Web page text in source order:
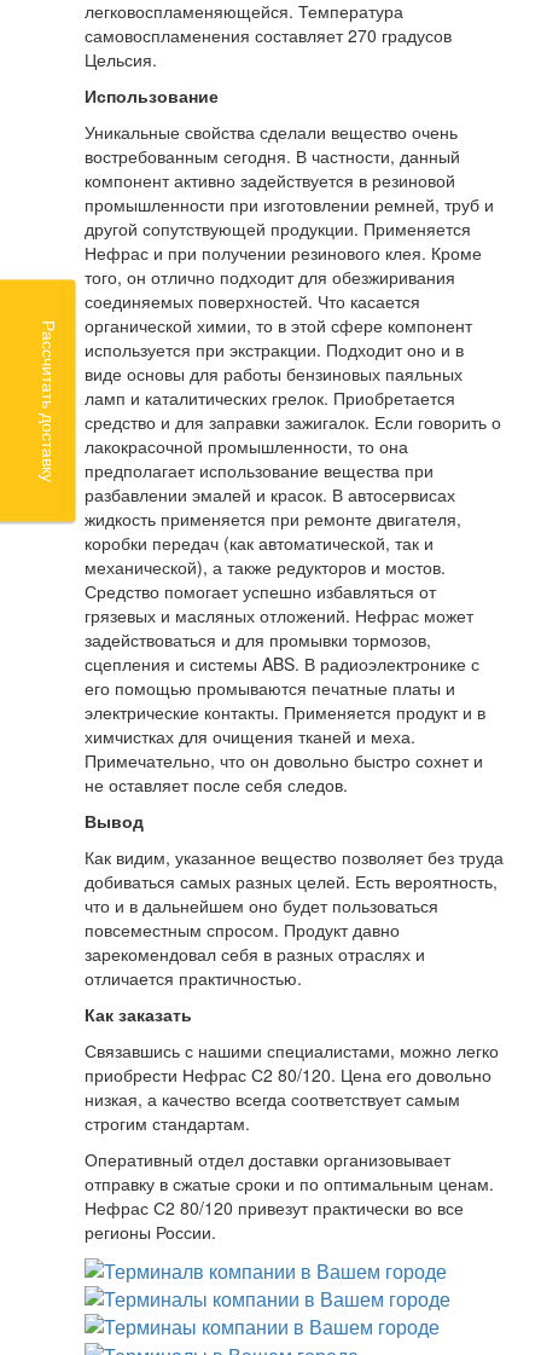
легковоспламеняющейся. Температура
самовоспламенения составляет 270 градусов
Цельсия.
Использование
Уникальные свойства сделали вещество очень
востребованным сегодня. В частности, данный
компонент активно задействуется в резиновой
промышленности при изготовлении ремней, труб и
другой сопутствующей продукции. Применяется
Нефрас и при получении резинового клея. Кроме
того, он отлично подходит для обезжиривания
соединяемых поверхностей. Что касается
органической химии, то в этой сфере компонент
используется при экстракции. Подходит оно и в
виде основы для работы бензиновых паяльных
ламп и каталитических грелок. Приобретается
средство и для заправки зажигалок. Если говорить о
лакокрасочной промышленности, то она
предполагает использование вещества при
разбавлении эмалей и красок. В автосервисах
жидкость применяется при ремонте двигателя,
коробки передач (как автоматической, так и
механической), а также редукторов и мостов.
Средство помогает успешно избавляться от
грязевых и масляных отложений. Нефрас может
задействоваться и для промывки тормозов,
сцепления и системы ABS. В радиоэлектронике с
его помощью промываются печатные платы и
электрические контакты. Применяется продукт и в
химчистках для очищения тканей и меха.
Примечательно, что он довольно быстро сохнет и
не оставляет после себя следов.
Вывод
Как видим, указанное вещество позволяет без труда
добиваться самых разных целей. Есть вероятность,
что и в дальнейшем оно будет пользоваться
повсеместным спросом. Продукт давно
зарекомендовал себя в разных отраслях и
отличается практичностью.
Как заказать
Связавшись с нашими специалистами, можно легко
приобрести Нефрас С2 80/120. Цена его довольно
низкая, а качество всегда соответствует самым
строгим стандартам.
Оперативный отдел доставки организовывает
отправку в сжатые сроки и по оптимальным ценам.
Нефрас С2 80/120 привезут практически во все
регионы России.
Рассчитать доставку